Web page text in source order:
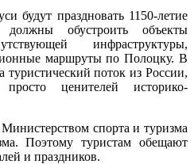
будут праздновать 1150-летие
обустроить объекты
инфраструктуры,
маршруты по Полоцку. В
поток из России,
ценителей историко-
спорта и туризма
Поэтому туристам обещают
и праздников.